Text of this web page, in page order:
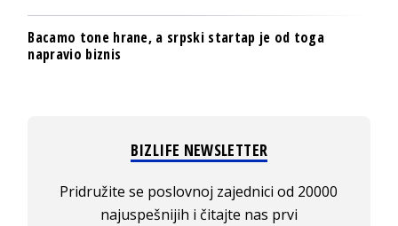
Bacamo tone hrane, a srpski startap je od toga
napravio biznis
BIZLIFE NEWSLETTER
Pridružite se poslovnoj zajednici od 20000
najuspešnijih i čitajte nas prvi